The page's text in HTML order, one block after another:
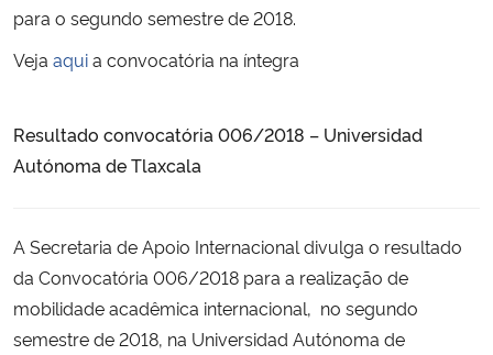
Ministério da Mulher, da Família e dos Direitos Humanos
Secretaria de Governo
Gabinete de Segurança Institucional
para o segundo semestre de 2018.
Veja aquia convocatória na íntegra
Resultado convocatória 006/2018 – Universidad
Autónoma de Tlaxcala
A Secretaria de Apoio Internacional divulga o resultado
da Convocatória 006/2018 para a realização de
mobilidade acadêmica internacional, no segundo
semestre de 2018, na Universidad Autónoma de